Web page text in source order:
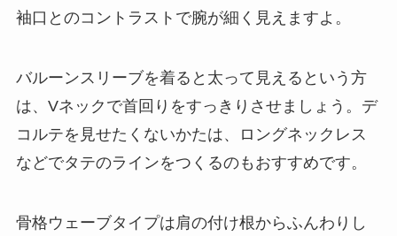
袖口とのコントラストで腕が細く見えますよ。
バルーンスリーブを着ると太って見えるという方
は、Vネックで首回りをすっきりさせましょう。デ
コルテを見せたくないかたは、ロングネックレス
などでタテのラインをつくるのもおすすめです。
骨格ウェーブタイプは肩の付け根からふんわりし